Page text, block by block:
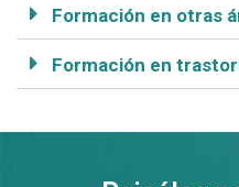
Formación en otras
Formación en